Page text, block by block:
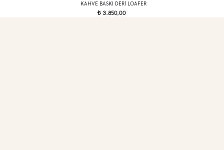
KAHVE BASKI DERI LOAFER
t3.850,00